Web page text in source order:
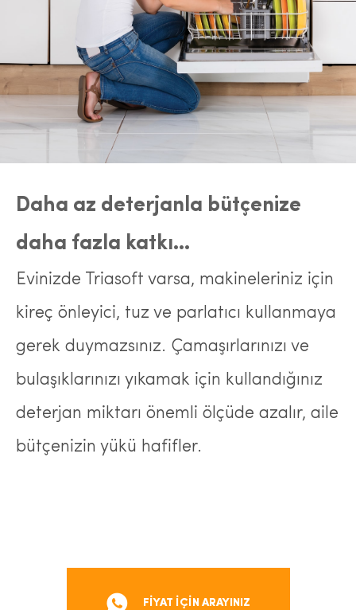
Daha az deterjanla bütçenize
daha fazla katkı…
Evinizde Triasoft varsa, makineleriniz için
kireç önleyici, tuz ve parlatıcı kullanmaya
gerek duymazsınız. Çamaşırlarınızı ve
bulaşıklarınızı yıkamak için kullandığınız
deterjan miktarı önemli ölçüde azalır, aile
bütçenizin yükü hafifler.
FİYAT İÇİN ARAYINIZ